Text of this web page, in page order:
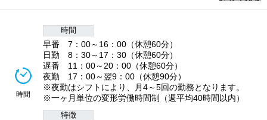
時間
時間
早番 7：00～16：00（休憩60分）
日勤 8：30～17：30（休憩60分）
遅番 11：00～20：00（休憩60分）
夜勤 17：00～翌9：00（休憩90分）
※夜勤はシフトにより、月4～5回の勤務となります。
※一ヶ月単位の変形労働時間制（週平均40時間以内）
特徴